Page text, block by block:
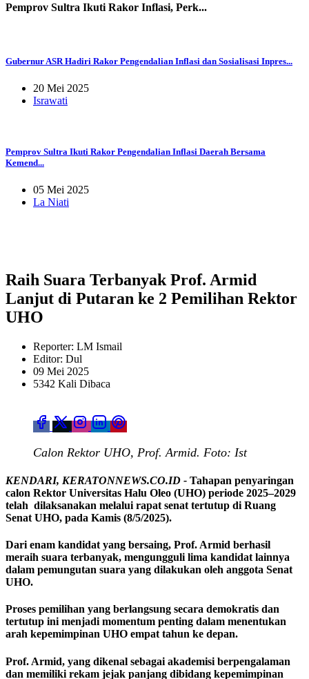
Pemprov Sultra Ikuti Rakor Inflasi, Perk...
Gubernur ASR Hadiri Rakor Pengendalian Inflasi dan Sosialisasi Inpres...
20 Mei 2025
Israwati
Pemprov Sultra Ikuti Rakor Pengendalian Inflasi Daerah Bersama
Kemend...
05 Mei 2025
La Niati
Raih Suara Terbanyak Prof. Armid
Lanjut di Putaran ke 2 Pemilihan Rektor
UHO
Reporter: LM Ismail
Editor: Dul
09 Mei 2025
5342 Kali Dibaca
Calon Rektor UHO, Prof. Armid. Foto: Ist
KENDARI, KERATONNEWS.CO.ID - Tahapan penyaringan
calon Rektor Universitas Halu Oleo (UHO) periode 2025–2029
telah dilaksanakan melalui rapat senat tertutup di Ruang
Senat UHO, pada Kamis (8/5/2025).
Dari enam kandidat yang bersaing, Prof. Armid berhasil
meraih suara terbanyak, mengungguli lima kandidat lainnya
dalam pemungutan suara yang dilakukan oleh anggota Senat
UHO.
Proses pemilihan yang berlangsung secara demokratis dan
tertutup ini menjadi momentum penting dalam menentukan
arah kepemimpinan UHO empat tahun ke depan.
Prof. Armid, yang dikenal sebagai akademisi berpengalaman
dan memiliki rekam jejak panjang dibidang kepemimpinan